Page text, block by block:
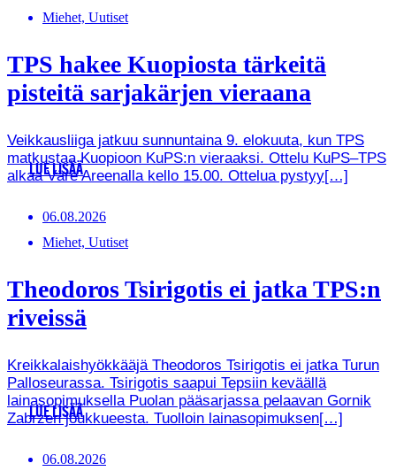
Miehet, Uutiset
TPS hakee Kuopiosta tärkeitä
pisteitä sarjakärjen vieraana
Veikkausliiga jatkuu sunnuntaina 9. elokuuta, kun TPS
matkustaa Kuopioon KuPS:n vieraaksi. Ottelu KuPS–TPS
alkaa Väre Areenalla kello 15.00. Ottelua pystyy[…]
LUE LISÄÄ
06.08.2026
Miehet, Uutiset
Theodoros Tsirigotis ei jatka TPS:n
riveissä
Kreikkalaishyökkääjä Theodoros Tsirigotis ei jatka Turun
Palloseurassa. Tsirigotis saapui Tepsiin keväällä
lainasopimuksella Puolan pääsarjassa pelaavan Gornik
Zabrzen joukkueesta. Tuolloin lainasopimuksen[…]
LUE LISÄÄ
06.08.2026